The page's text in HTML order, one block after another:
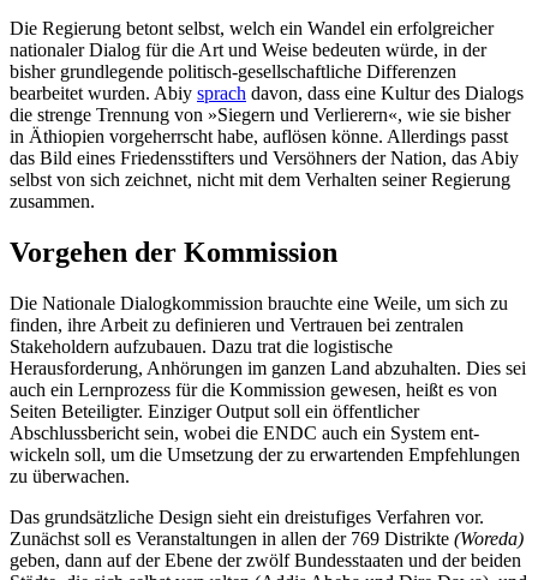
Die Regierung betont selbst, welch ein Wandel ein erfolgreicher
nationaler Dialog für die Art und Weise bedeuten würde, in der
bisher grundlegende politisch-gesell­schaftliche Differenzen
bearbeitet wurden. Abiy sprach davon, dass eine Kultur des Dialogs
die strenge Trennung von »Siegern und Verlierern«, wie sie bisher
in Äthiopien vorgeherrscht habe, auflösen könne. Aller­dings passt
das Bild eines Friedensstifters und Versöhners der Nation, das Abiy
selbst von sich zeichnet, nicht mit dem Verhalten seiner Regierung
zusammen.
Vorgehen der Kommission
Die Nationale Dialogkommission brauchte eine Weile, um sich zu
finden, ihre Arbeit zu definieren und Vertrauen bei zen­tralen
Stakeholdern aufzubauen. Dazu trat die logistische
Herausforderung, Anhörungen im ganzen Land abzuhalten. Dies sei
auch ein Lernprozess für die Kommission ge­wesen, heißt es von
Seiten Beteiligter. Einziger Out­put soll ein öffentlicher
Abschlussbericht sein, wobei die ENDC auch ein System ent­
wickeln soll, um die Umsetzung der zu er­wartenden Empfehlungen
zu überwachen.
Das grundsätzliche Design sieht ein drei­stufiges Verfahren vor.
Zunächst soll es Veranstaltungen in allen der 769 Distrikte (Woreda)
geben, dann auf der Ebene der zwölf Bundesstaaten und der beiden